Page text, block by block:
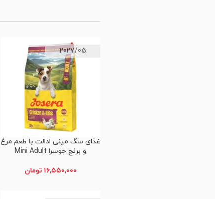
2027/05
افزودن به سبد خرید
غذای سگ مینی ادالت با طعم مرغ
و برنج جوسرا Mini Adult
۱۶,۵۵۰,۰۰۰ تومان